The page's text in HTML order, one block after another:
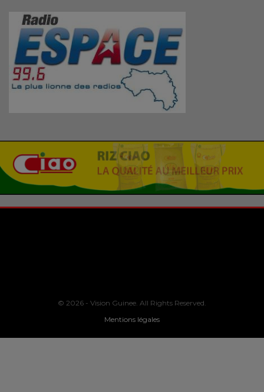
© 2026 - Vision Guinee. All Rights Reserved.
Mentions légales